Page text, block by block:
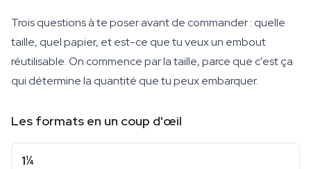
Trois questions à te poser avant de commander : quelle
taille, quel papier, et est-ce que tu veux un embout
réutilisable. On commence par la taille, parce que c'est ça
qui détermine la quantité que tu peux embarquer.
Les formats en un coup d'œil
1¼